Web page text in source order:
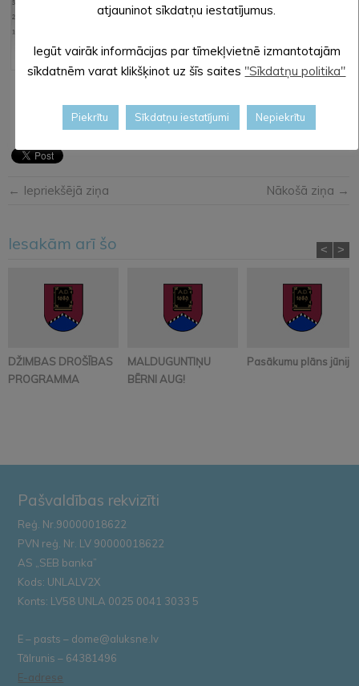
Logopēdes: Sandra MIEZĪTE, Diāna NĀGELE
← Iepriekšējā ziņa Nākošā ziņa →
Iesakām arī šo
DŽIMBAS DROŠĪBAS
PROGRAMMA
MALDUGUNTIŅU
BĒRNI AUG!
Pasākumu plāns jūnijā
< >
Pašvaldības rekvizīti
Reģ. Nr.90000018622
PVN reģ. Nr. LV 90000018622
AS „SEB banka”
Kods: UNLALV2X
Konts: LV58 UNLA 0025 0041 3033 5
E – pasts – dome@aluksne.lv
Tālrunis – 64381496
E-adrese
atjauninot sīkdatņu iestatījumus.
Iegūt vairāk informācijas par tīmekļvietnē izmantotajām
sīkdatnēm varat klikšķinot uz šīs saites "Sīkdatņu politika"
Piekrītu Sīkdatņu iestatījumi Nepiekrītu